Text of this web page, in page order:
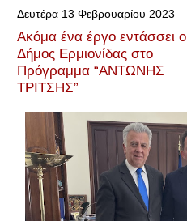
Δευτέρα 13 Φεβρουαρίου 2023
Ακόμα ένα έργο εντάσσει ο
Δήμος Ερμιονίδας στο
Πρόγραμμα “ΑΝΤΩΝΗΣ
ΤΡΙΤΣΗΣ”